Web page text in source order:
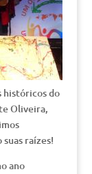
históricos do
Oliveira,
raízes!
ano